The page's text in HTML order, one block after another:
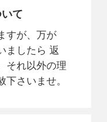
て
すが、万が
ましたら 返
それ以外の理
さいませ。